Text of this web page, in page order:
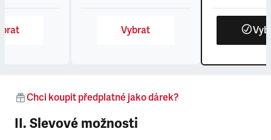
Vybrat
Chci koupit předplatné jako dárek?
II. Slevové možnosti